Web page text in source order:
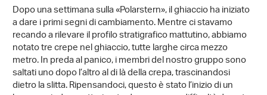
Dopo una settimana sulla «Polarstern», il ghiaccio ha iniziato
a dare i primi segni di cambiamento. Mentre ci stavamo
recando a rilevare il profilo stratigrafico mattutino, abbiamo
notato tre crepe nel ghiaccio, tutte larghe circa mezzo
metro. In preda al panico, i membri del nostro gruppo sono
saltati uno dopo l’altro al di là della crepa, trascinandosi
dietro la slitta. Ripensandoci, questo è stato l’inizio di un